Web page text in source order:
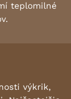
teplomilné
výkrik,